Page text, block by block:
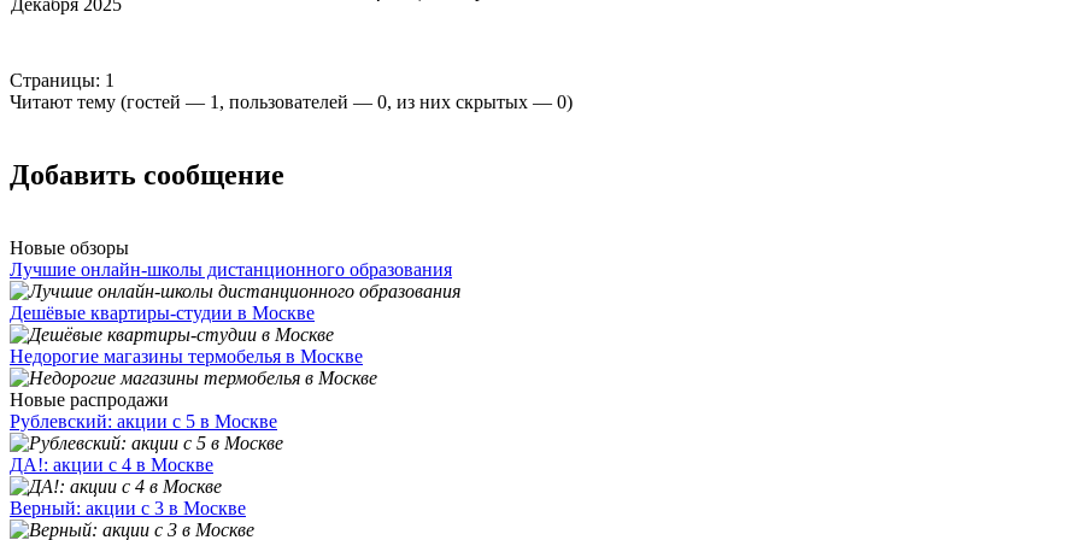
Декабря 2025
Страницы: 1
Читают тему (гостей — 1 , пользователей — 0, из них скрытых — 0)
Добавить сообщение
Новые обзоры
Лучшие онлайн-школы дистанционного образования
Дешёвые квартиры-студии в Москве
Недорогие магазины термобелья в Москве
Новые распродажи
Рублевский: акции с 5 в Москве
ДА!: акции с 4 в Москве
Верный: акции с 3 в Москве